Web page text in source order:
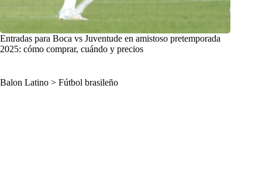
Entradas para Boca vs Juventude en amistoso pretemporada
2025: cómo comprar, cuándo y precios
Balon Latino > Fútbol brasileño